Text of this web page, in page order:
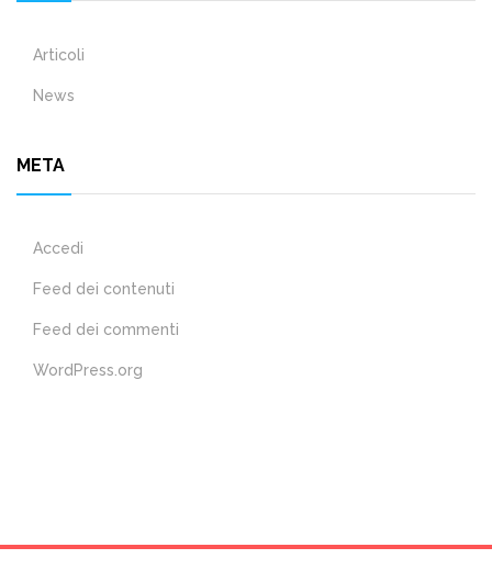
Articoli
News
META
Accedi
Feed dei contenuti
Feed dei commenti
WordPress.org